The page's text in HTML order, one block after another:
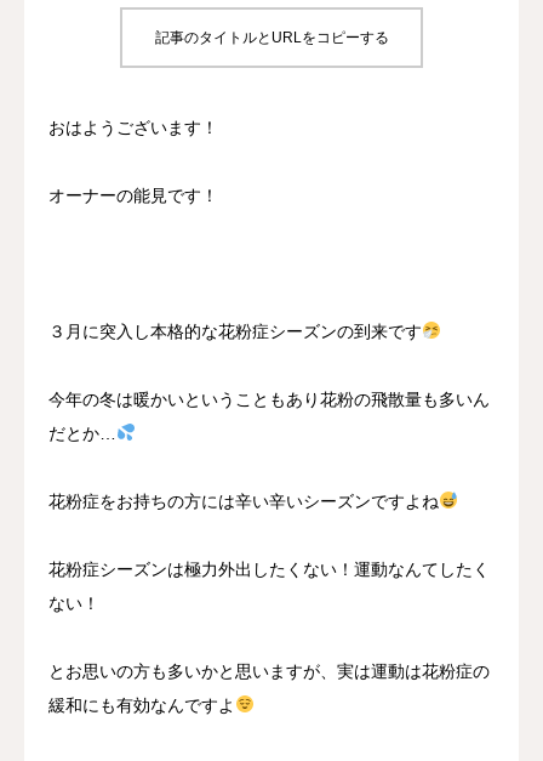
記事のタイトルとURLをコピーする
おはようございます！
オーナーの能見です！
３月に突入し本格的な花粉症シーズンの到来です
今年の冬は暖かいということもあり花粉の飛散量も多いん
だとか…
花粉症をお持ちの方には辛い辛いシーズンですよね
花粉症シーズンは極力外出したくない！運動なんてしたく
ない！
とお思いの方も多いかと思いますが、実は運動は花粉症の
緩和にも有効なんですよ